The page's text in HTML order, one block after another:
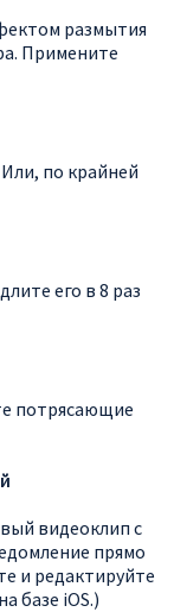
размытия
Примените
по крайней
его в 8 раз
потрясающие
видеоклип с
прямо
и редактируйте
базе iOS.)